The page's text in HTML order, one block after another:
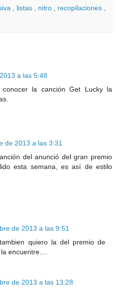
listas nitro recopilaciones
a las 5:48
la canción Get Lucky la
de 2013 a las 3:31
del anunció del gran premio
esta semana, es así de estilo
de 2013 a las 9:51
quiero la del premio de
encuentre....
de 2013 a las 13:28